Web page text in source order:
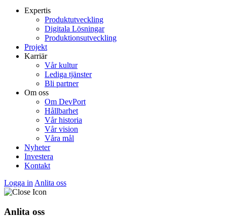
Expertis
Produktutveckling
Digitala Lösningar
Produktionsutveckling
Projekt
Karriär
Vår kultur
Lediga tjänster
Bli partner
Om oss
Om DevPort
Hållbarhet
Vår historia
Vår vision
Våra mål
Nyheter
Investera
Kontakt
Logga in Anlita oss
Anlita oss